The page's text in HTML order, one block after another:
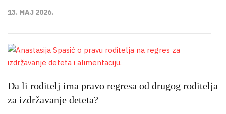
13. MAJ 2026.
Da li roditelj ima pravo regresa od drugog roditelja
za izdržavanje deteta?